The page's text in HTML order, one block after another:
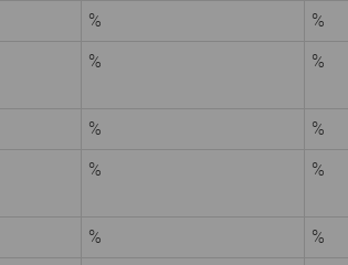
%
%
% %
%
%
% %
%
%